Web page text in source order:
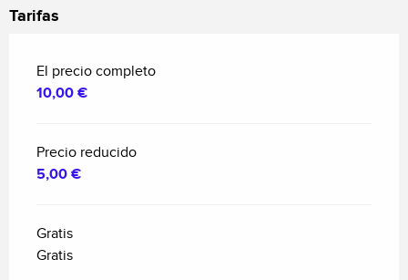
Tarifas
El precio completo
10,00 €
Precio reducido
5,00 €
Gratis
Gratis